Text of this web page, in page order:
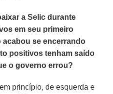
a Selic durante
em seu primeiro
acabou se encerrando
positivos tenham saído
o governo errou?
princípio, de esquerda e